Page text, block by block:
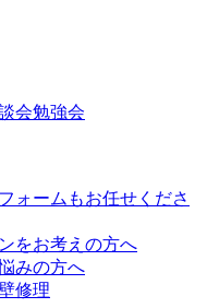
ォームもお任せくださ
をお考えの方へ
みの方へ
修理